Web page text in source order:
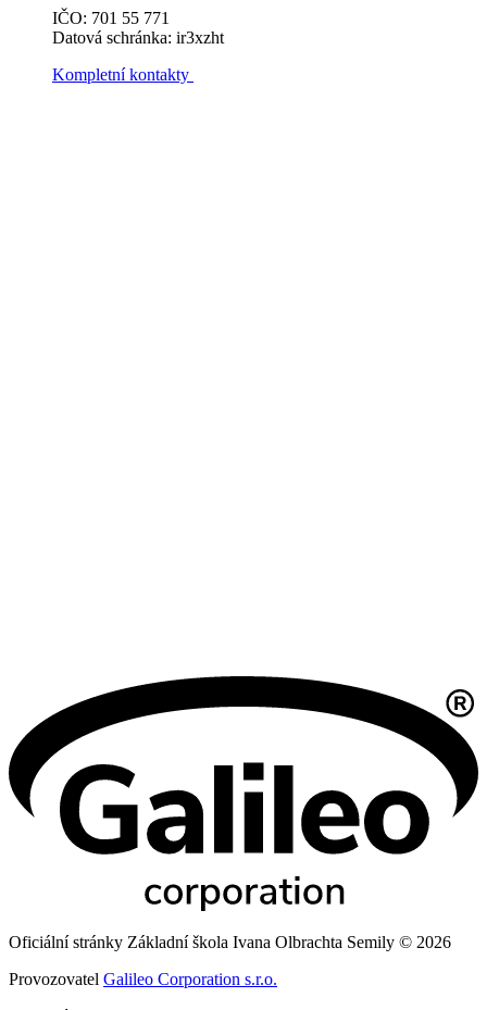
IČO: 701 55 771
Datová schránka: ir3xzht
Kompletní kontakty
Oficiální stránky Základní škola Ivana Olbrachta Semily © 2026
Provozovatel Galileo Corporation s.r.o.